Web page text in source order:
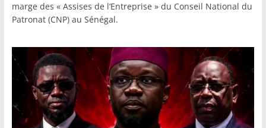
marge des « Assises de l’Entreprise » du Conseil National du
Patronat (CNP) au Sénégal.